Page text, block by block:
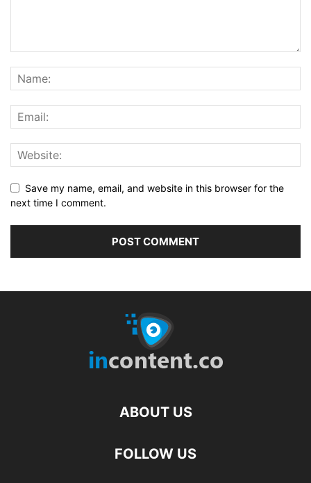
Save my name, email, and website in this browser for the
next time I comment.
ABOUT US
FOLLOW US